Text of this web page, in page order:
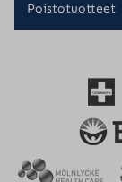
Poistotuotteet